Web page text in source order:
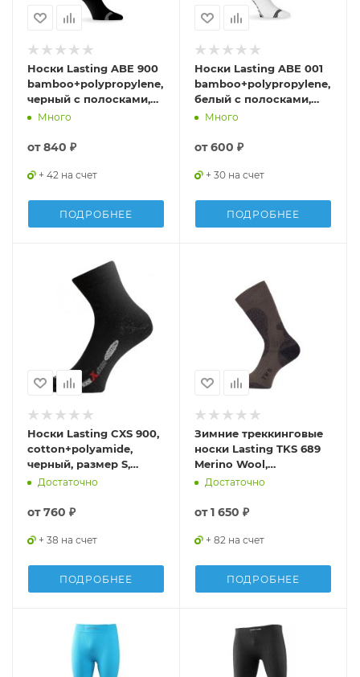
Носки Lasting ABE 900
bamboo+polypropylene,
черный с полосками,
размер S , ABE900S
Много
от840 ₽
+ 42 на счет
ПОДРОБНЕЕ
Носки Lasting ABE 001
bamboo+polypropylene,
белый с полосками,
размер M, ABE001M
Много
от600 ₽
+ 30 на счет
ПОДРОБНЕЕ
Носки Lasting CXS 900,
cotton+polyamide,
черный, размер S,
CXS900S
Достаточно
от760 ₽
+ 38 на счет
ПОДРОБНЕЕ
Зимние треккинговые
носки Lasting TKS 689
Merino Wool,
коричневый с темно-
размер M, TKS689M
Достаточно
от1 650 ₽
+ 82 на счет
ПОДРОБНЕЕ